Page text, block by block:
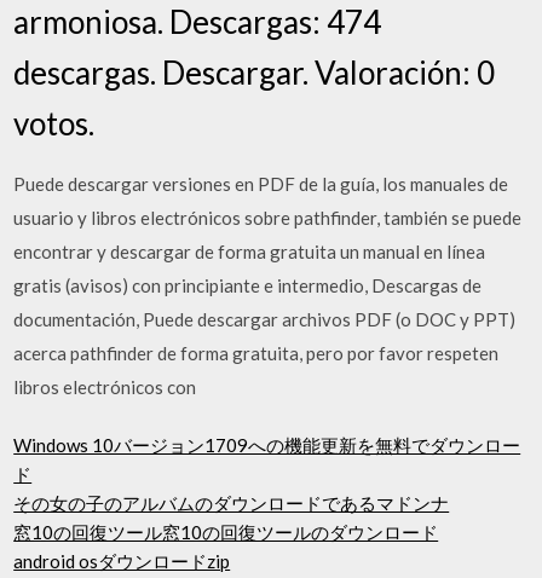
armoniosa. Descargas: 474
descargas. Descargar. Valoración: 0
votos.
Puede descargar versiones en PDF de la guía, los manuales de
usuario y libros electrónicos sobre pathfinder, también se puede
encontrar y descargar de forma gratuita un manual en línea
gratis (avisos) con principiante e intermedio, Descargas de
documentación, Puede descargar archivos PDF (o DOC y PPT)
acerca pathfinder de forma gratuita, pero por favor respeten
libros electrónicos con
Windows 10バージョン1709への機能更新を無料でダウンロー
ド
その女の子のアルバムのダウンロードであるマドンナ
窓10の回復ツール窓10の回復ツールのダウンロード
android osダウンロードzip